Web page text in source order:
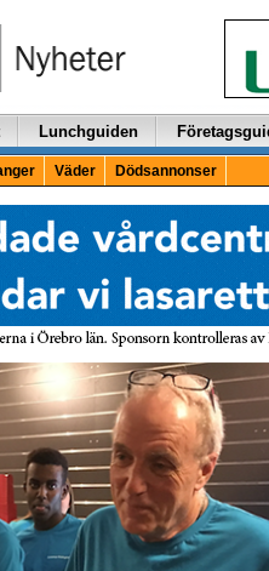
Lunchguiden
Väder Dödsannonser